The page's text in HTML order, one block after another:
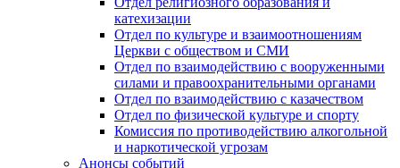
катехизации
Отдел по культуре и взаимоотношениям
Церкви с обществом и СМИ
Отдел по взаимодействию с вооруженными
силами и правоохранительными органами
Отдел по взаимодействию с казачеством
Отдел по физической культуре и спорту
Комиссия по противодействию алкогольной
и наркотической угрозам
Анонсы событий